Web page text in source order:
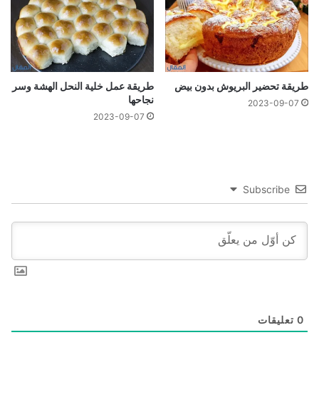
طريقة تحضير البريوش بدون بيض
2023-09-07
طريقة عمل خلية النحل الهشة وسر
نجاحها
2023-09-07
Subscribe
0 تعليقات